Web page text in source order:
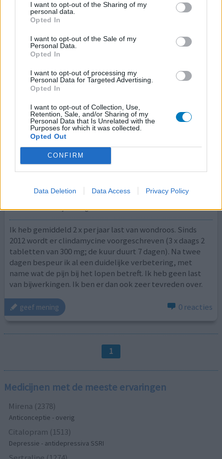
I want to opt-out of the Sharing of my
personal data.
Opted In
I want to opt-out of the Sale of my
Personal Data.
Opted In
I want to opt-out of processing my
Personal Data for Targeted Advertising.
Opted In
I want to opt-out of Collection, Use,
Retention, Sale, and/or Sharing of my
Personal Data that Is Unrelated with the
Purposes for which it was collected.
Opted Out
CONFIRM
Data Deletion Data Access Privacy Policy
Omdat de behandeling van wondroos en lymfangitis dmv
flucloxaciline van 4 x 500mg thuis naar 4 x 1000 mg iv in
ziekenhuis niet effectief bleek werd overgegaan op
clindamycine 3 x 600 mg iv. Dit bleek na 48 uur goed aan te
slaan en wondroos en lymfangitis kwamen onder
controle. Eerst 3 dagen iv, daarna oraal tot totaal 15
dagen. Tot zover mijn positieve ervaring met clindm
meer...]
geef mening
Clindamycine
31-03-2017 | Man | 64
clindamycine (300mg)
Wondroos
Effectiviteit
Hoeveelheid bijwerkingen
Ik heb gemiddeld 2 x per jaar last van wondroos. Sinds
2012 wordt er clindamycine voorgeschreven (3 x daags 2
tabletten van 300 mg; de kuur duurt 7 dagen). Na twee
dagen bespeur ik al een duidelijke verbetering, met
name wat de pijn bij het lopen betreft. Ik heb geen last
van bijwerkingen. Ik ben er dan ook zeer tevreden over.
geef mening 0 reacties
1
Medicijnen met de meeste ervaringen
Mirena (2378)
Anticonceptie - overig
Citalopram (1513)
Depressie - antidepressiva SSRI